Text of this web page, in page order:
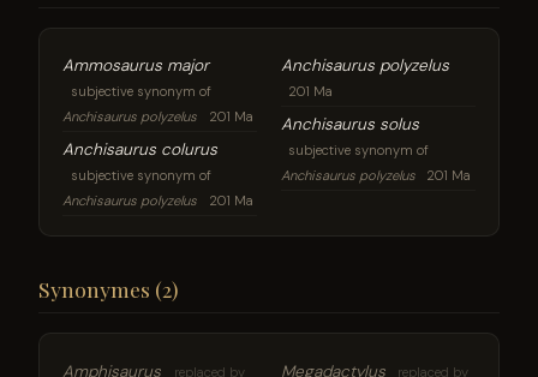
Ammosaurus major
subjective synonym of
Anchisaurus polyzelus
201 Ma
Anchisaurus colurus
subjective synonym of
Anchisaurus polyzelus
201 Ma
Anchisaurus polyzelus
201 Ma
Anchisaurus solus
subjective synonym of
Anchisaurus polyzelus
201 Ma
Synonymes (2)
Amphisaurus
replaced by
Megadactylus
replaced by